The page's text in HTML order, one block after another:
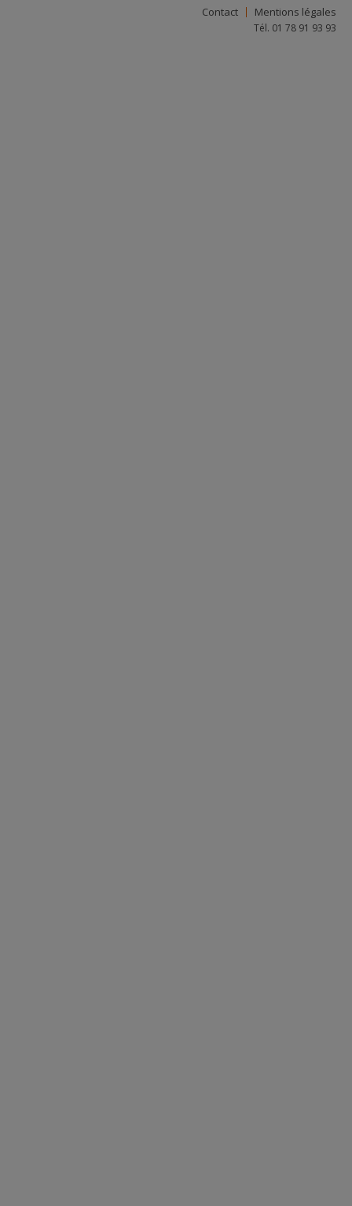
Contact Mentions légales
Tél. 01 78 91 93 93